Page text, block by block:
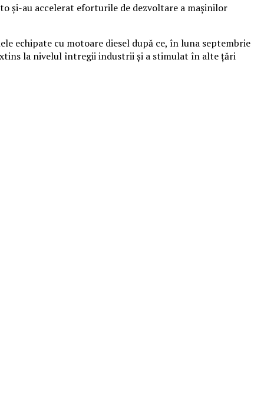
şi-au accelerat eforturile de dezvoltare a maşinilor
echipate cu motoare diesel după ce, în luna septembrie
la nivelul întregii industrii şi a stimulat în alte ţări